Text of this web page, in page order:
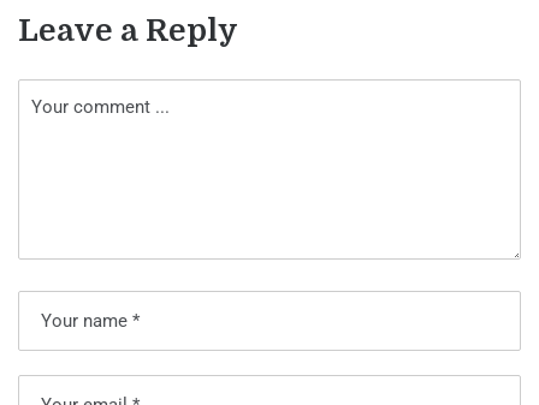
Leave a Reply